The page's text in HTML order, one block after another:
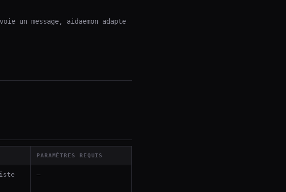
un message, aidaemon adapte
PARAMÈTRES REQUIS
—